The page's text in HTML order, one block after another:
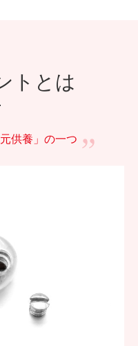
トとは
元供養」の一つ